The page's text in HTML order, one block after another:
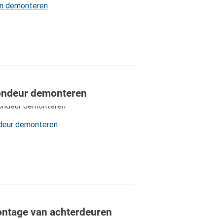
demonteren
demonteren
demonteren
van achterdeuren